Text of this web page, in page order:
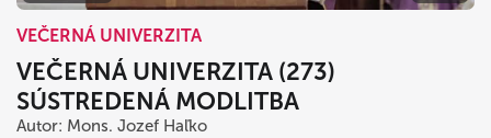
VEČERNÁ UNIVERZITA
VEČERNÁ UNIVERZITA (273)
SÚSTREDENÁ MODLITBA
Autor: Mons. Jozef Haľko